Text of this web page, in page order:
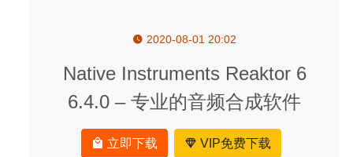
2020-08-01 20:02
Native Instruments Reaktor 6
6.4.0 – 专业的音频合成软件
立即下载 VIP免费下载
GhostReader Plus 2.4 – 文字转语音工具
ON1 Photo RAW 2020.5 14.5.0.9199 中文版-专业级摄影
后期图像处理软件
ZOC Terminal 7.25.7 – Telnet/SSH远程连接管理工具
ZY-Player 1.0.11 – 优秀的视频播放神器 2020-05-28